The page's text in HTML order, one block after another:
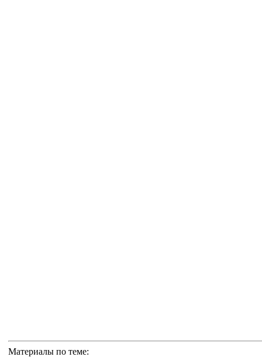
Материалы по теме: